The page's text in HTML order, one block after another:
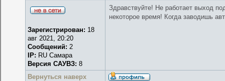
Зарегистрирован: 18
авг 2021, 20:20
Сообщений: 2
IP: RU Самара
Версия САУВЗ: 8
Здравствуйте! Не работает выход
некоторое время! Когда заводишь
Вернуться наверх